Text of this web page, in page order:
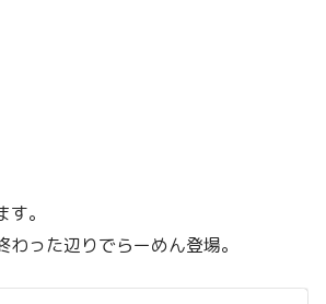
。
った辺りでらーめん登場。